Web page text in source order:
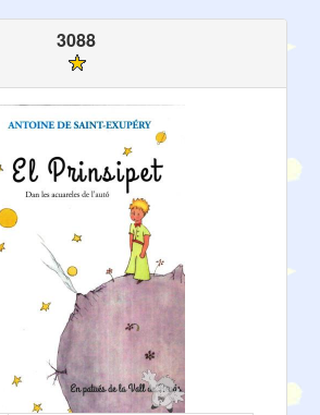
3088